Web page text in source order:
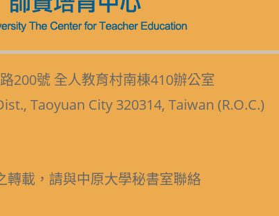
200號 全人教育村南棟410辦公室
Taoyuan City 320314, Taiwan (R.O.C.)
載，請與中原大學秘書室聯絡